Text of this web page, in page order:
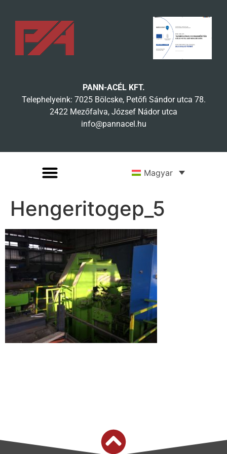
PANN-ACÉL KFT.
Telephelyeink: 7025 Bölcske, Petőfi Sándor utca 78.
2422 Mezőfalva, József Nádor utca
info@pannacel.hu
Magyar
Hengeritogep_5